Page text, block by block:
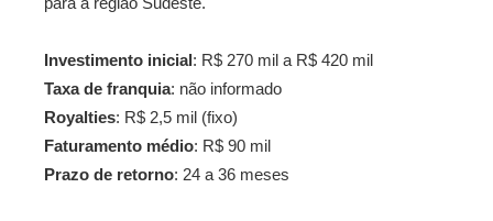
Investimento inicial: R$ 270 mil a R$ 420 mil
Taxa de franquia: não informado
Royalties: R$ 2,5 mil (fixo)
Faturamento médio: R$ 90 mil
Prazo de retorno: 24 a 36 meses